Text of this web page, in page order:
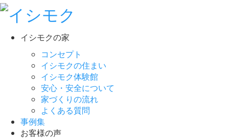
イシモクの家
コンセプト
イシモクの住まい
イシモク体験館
安心・安全について
家づくりの流れ
よくある質問
事例集
お客様の声